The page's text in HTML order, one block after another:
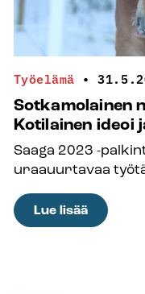
Työelämä •
Sotkamolainen
Kotilainen ideoi
Saaga 2023 -
uraauurtavaa
Lue lisää: